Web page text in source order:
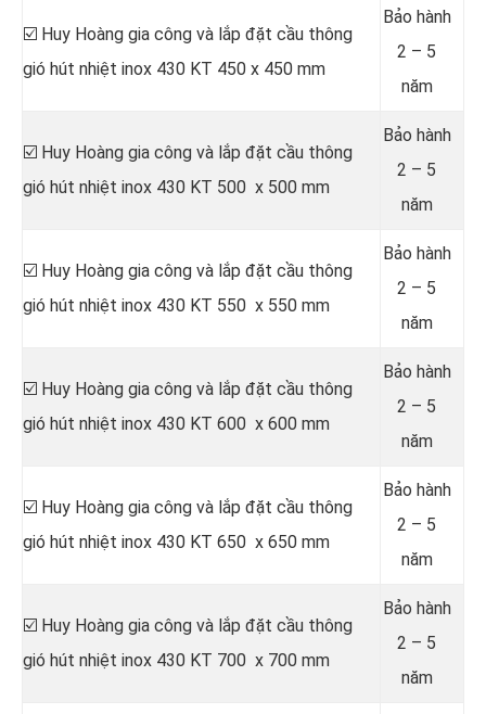
☑️ Huy Hoàng gia công và lắp đặt cầu thông
gió hút nhiệt inox 430 KT 450 x 450 mm
Bảo hành
2 – 5
năm
☑️ Huy Hoàng gia công và lắp đặt cầu thông
gió hút nhiệt inox 430 KT 500 x 500 mm
Bảo hành
2 – 5
năm
☑️ Huy Hoàng gia công và lắp đặt cầu thông
gió hút nhiệt inox 430 KT 550 x 550 mm
Bảo hành
2 – 5
năm
☑️ Huy Hoàng gia công và lắp đặt cầu thông
gió hút nhiệt inox 430 KT 600 x 600 mm
Bảo hành
2 – 5
năm
☑️ Huy Hoàng gia công và lắp đặt cầu thông
gió hút nhiệt inox 430 KT 650 x 650 mm
Bảo hành
2 – 5
năm
☑️ Huy Hoàng gia công và lắp đặt cầu thông
gió hút nhiệt inox 430 KT 700 x 700 mm
Bảo hành
2 – 5
năm